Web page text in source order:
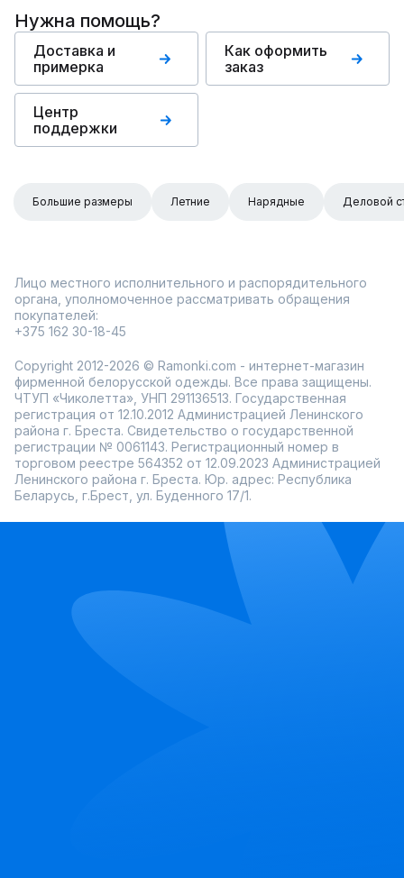
Нужна помощь?
Доставка и
примерка
Как оформить
заказ
Центр
поддержки
Большие размеры Летние Нарядные Деловой
Лицо местного исполнительного и распорядительного
органа, уполномоченное рассматривать обращения
покупателей:
+375 162 30-18-45
Copyright 2012-2026 © Ramonki.com - интернет-магазин
фирменной белорусской одежды. Все права защищены.
ЧТУП «Чиколетта», УНП 291136513. Государственная
регистрация от 12.10.2012 Администрацией Ленинского
района г. Бреста. Свидетельство о государственной
регистрации № 0061143. Регистрационный номер в
торговом реестре 564352 от 12.09.2023 Администрацией
Ленинского района г. Бреста. Юр. адрес: Республика
Беларусь, г.Брест, ул. Буденного 17/1.